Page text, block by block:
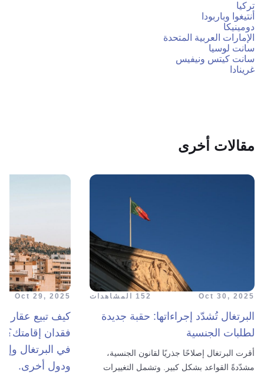
تركيا
أنتيغوا وباربودا
دومينيكا
الإمارات العربية المتحدة
سانت لوسيا
سانت كيتس ونيفيس
غرينادا
مقالات أخرى
Oct 30, 2025 152 المشاهدات
البرتغال تُشدّد إجراءاتها: حقبة جديدة
لطلبات الجنسية
أقرت البرتغال إصلاحًا جذريًا لقانون الجنسية،
مشدّدةً القواعد بشكل كبير. وتشمل التغييرات
Oct 29, 2025
كيف تبيع
فقدان إقامتك؟
في البرتغال
ودول أخرى.